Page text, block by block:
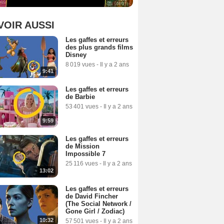
AUSSI
9:41
Les gaffes et erreurs
des plus grands films
Disney
8 019 vues - Il y a 2 ans
9:59
Les gaffes et erreurs
de Barbie
53 401 vues - Il y a 2 ans
13:02
Les gaffes et erreurs
de Mission
Impossible 7
25 116 vues - Il y a 2 ans
10:32
Les gaffes et erreurs
de David Fincher
(The Social Network /
Gone Girl / Zodiac)
57 501 vues - Il y a 2 ans